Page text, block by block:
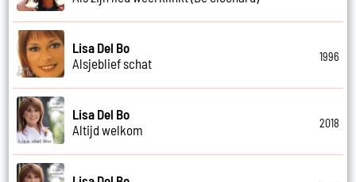
Lisa Del Bo
Alsjeblief schat
1996
Lisa Del Bo
Altijd welkom
2018